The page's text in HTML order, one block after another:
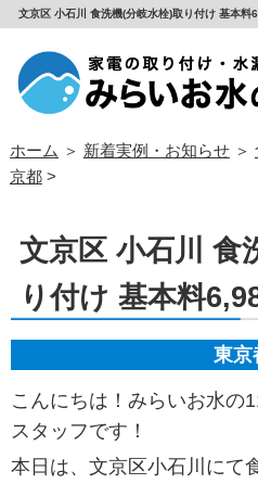
文京区 小石川 食洗機(分岐水栓)取り付け 基本
ホーム ＞ 新着実例・お知らせ＞
京都>
文京区 小石川 食
り付け 基本料
東京
こんにちは！みらいお水の
スタッフです！
本日は、文京区小石川にて